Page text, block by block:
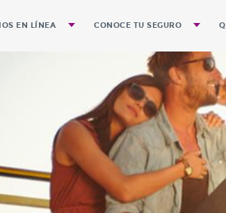
EN LÍNEA CONOCE TU SEGURO
Preguntas Frecuentes
Guía para el Trámite de Pagos
Guía para evitar Accidentes